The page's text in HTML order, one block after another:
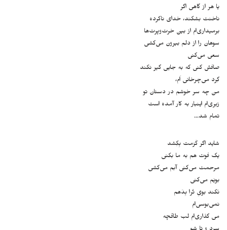
یا هر از گاهی اگر
ناخنت بشکند، خدای ناکرده
برمیداری‌ام از بین خرت‌و‌پرت‌ها
سوهان را از دلم بیرون می‌کشی
سعی می‌کنی
صافش کنی که به جایی گیر نکند
گِرد می‌چرخانی اَم،
من چه سر خوشم در دستان تو
زبری‌ام اینبار به کار آمده است
تمام شد…
شاید اگر کَرَمت بِکِشد
یک فوت هم به ما بکنی
مرحمت می‌کنی آبم می‌کشی
بویَم می‌کنی
نَکند بویِ تُرا بِدَهم
نمی‌بوسی‌ام
می گذاری‌ام لب طاقچه